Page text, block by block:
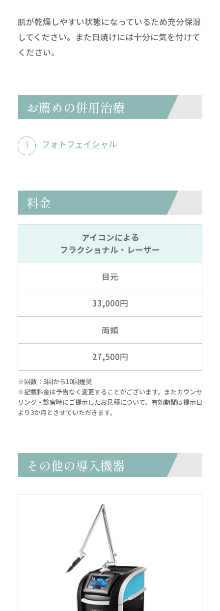
肌が乾燥しやすい状態になっているため充分保湿
してください。また日焼けには十分に気を付けて
ください。
お薦めの併用治療
フォトフェイシャル
料金
アイコンによる
フラクショナル・レーザー
目元
33,000円
両頬
27,500円
※回数：3回から10回推奨
※記載料金は予告なく変更することがございます。またカウンセ
リング・診察時にご提示したお見積について、有効期間は提示日
より3か月とさせていただきます。
その他の導入機器